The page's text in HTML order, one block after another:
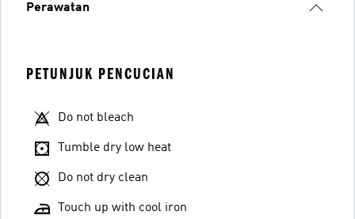
Perawatan
PETUNJUK PENCUCIAN
Do not bleach
Tumble dry low heat
Do not dry clean
Touch up with cool iron